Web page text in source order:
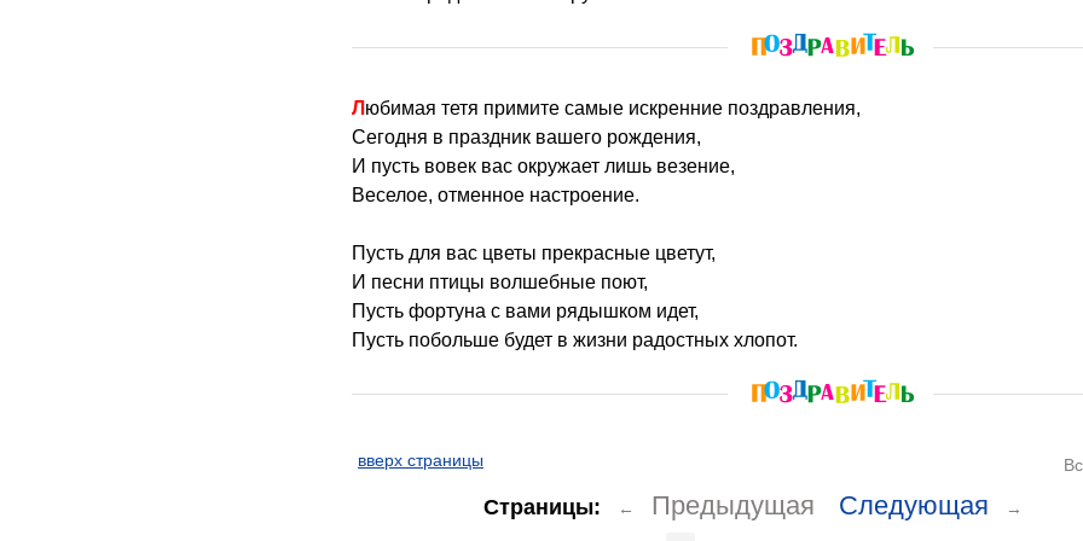
Любимая тетя примите самые искренние поздравления,
Сегодня в праздник вашего рождения,
И пусть вовек вас окружает лишь везение,
Веселое, отменное настроение.
Пусть для вас цветы прекрасные цветут,
И песни птицы волшебные поют,
Пусть фортуна с вами рядышком идет,
Пусть побольше будет в жизни радостных хлопот.
вверх страницы
Страницы: ← Предыдущая Следующая →